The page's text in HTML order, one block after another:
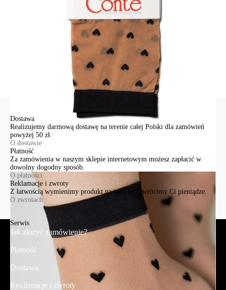
Ten produkt nie ma pytań Możesz zadać pytanie, klikając przycisk
Dostawa
Realizujemy darmową dostawę na terenie całej Polski dla zamówień
powyżej 50 zł.
O dostawie
Płatność
Za zamówienia w naszym sklepie internetowym możesz zapłacić w
dowolny dogodny sposób.
O płatności
Reklamacje i zwroty
Z łatwością wymienimy produkt na inny lub zwrócimy Ci pieniądze.
O zwrotach
Serwis
Jak złożyć zamówienie?
Płatność
Dostawa
Reklamacje i zwroty